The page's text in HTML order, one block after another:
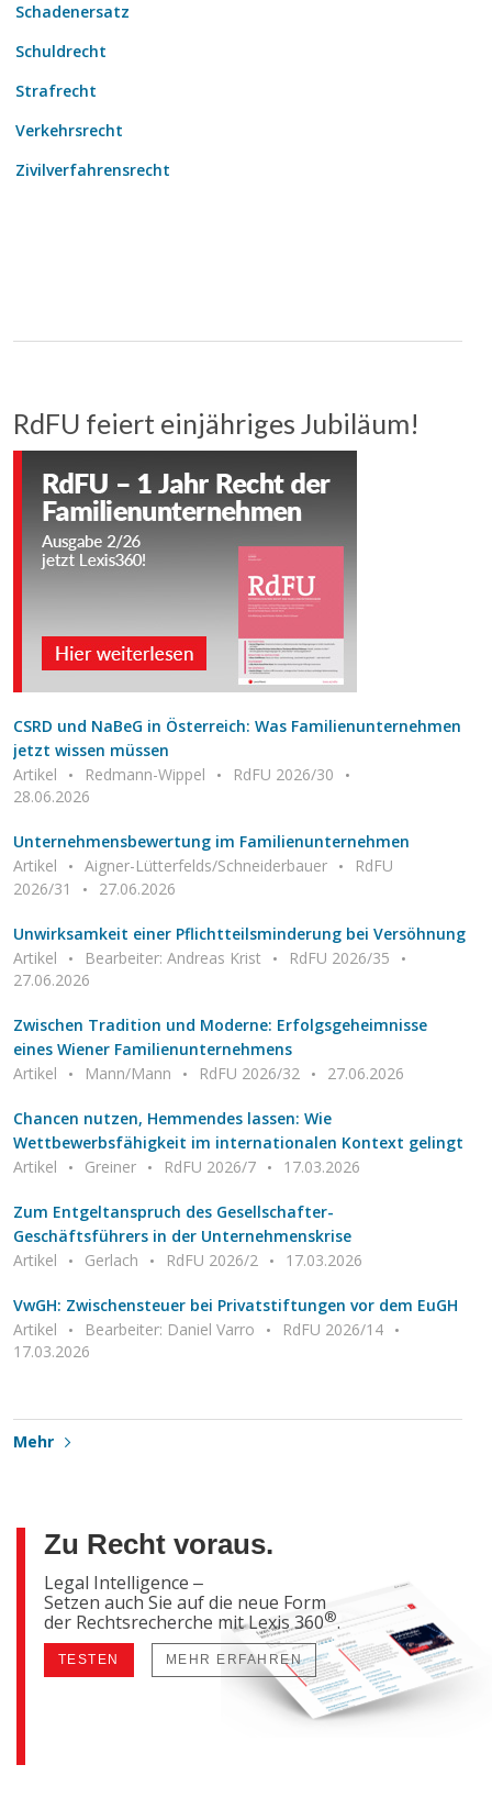
Schadenersatz
Schuldrecht
Strafrecht
Verkehrsrecht
Zivilverfahrensrecht
RdFU feiert einjähriges Jubiläum!
CSRD und NaBeG in Österreich: Was Familienunternehmen
jetzt wissen müssen
Artikel
Redmann-Wippel
RdFU 2026/30
28.06.2026
Unternehmensbewertung im Familienunternehmen
Artikel
Aigner-Lütterfelds/Schneiderbauer
RdFU
2026/31
27.06.2026
Unwirksamkeit einer Pflichtteilsminderung bei Versöhnung
Artikel
Bearbeiter: Andreas Krist
RdFU 2026/35
27.06.2026
Zwischen Tradition und Moderne: Erfolgsgeheimnisse
eines Wiener Familienunternehmens
Artikel
Mann/Mann RdFU 2026/32 27.06.2026
Chancen nutzen, Hemmendes lassen: Wie
Wettbewerbsfähigkeit im internationalen Kontext gelingt
Artikel
Greiner RdFU 2026/7 17.03.2026
Zum Entgeltanspruch des Gesellschafter-
Geschäftsführers in der Unternehmenskrise
Artikel
Gerlach RdFU 2026/2 17.03.2026
VwGH: Zwischensteuer bei Privatstiftungen vor dem EuGH
Artikel
Bearbeiter: Daniel Varro
RdFU 2026/14
17.03.2026
Mehr
Zu Recht voraus.
Legal Intelligence ‒
Setzen auch Sie auf die neue Form
der Rechtsrecherche mit Lexis 360®.
TESTEN MEHR ERFAHREN